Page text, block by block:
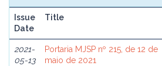
Issue
Date
Title
2021-
05-13
Portaria MJSP nº 215, de 12 de
maio de 2021